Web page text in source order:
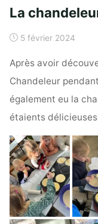
La
5 février 2024
Après avoir
Chandeleur
également eu la
étaients